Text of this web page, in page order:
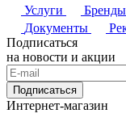
Услуги
Бренды
Документы
Подписаться
на новости и акции
Подписаться
Интернет-магазин